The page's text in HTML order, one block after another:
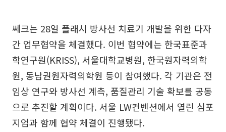
쎄크는 28일 플래시 방사선 치료기 개발을 위한 다자
간 업무협약을 체결했다. 이번 협약에는 한국표준과
학연구원(KRISS), 서울대학교병원, 한국원자력의학
원, 동남권원자력의학원 등이 참여했다. 각 기관은 전
임상 연구와 방사선 계측, 품질관리 기술 확보를 공동
으로 추진할 계획이다. 서울 LW컨벤션에서 열린 심포
지엄과 함께 협약 체결이 진행됐다.